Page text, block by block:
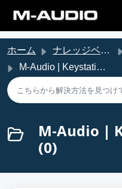
ホーム ナレッジベース
M-Audio | Keystation シリーズ
M-Audio |
(0)